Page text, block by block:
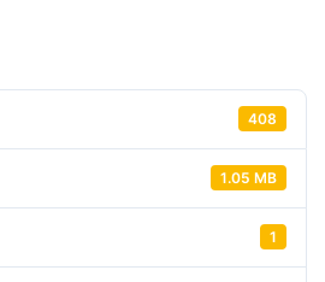
408
1.05 MB
1